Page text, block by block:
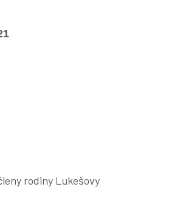
členy rodiny Lukešovy